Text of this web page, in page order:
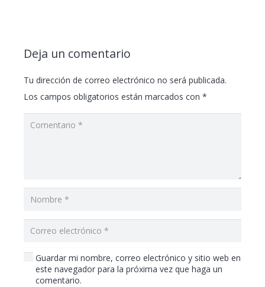
Deja un comentario
Tu dirección de correo electrónico no será publicada.
Los campos obligatorios están marcados con *
Guardar mi nombre, correo electrónico y sitio web en
este navegador para la próxima vez que haga un
comentario.